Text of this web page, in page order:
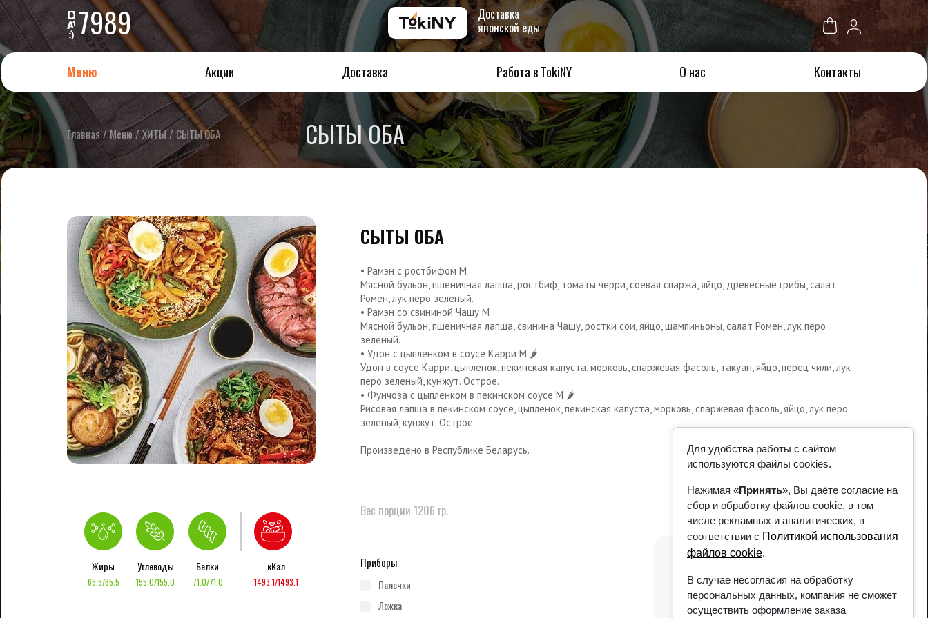
Для удобства работы с сайтом
используются файлы cookies.
Нажимая «Принять», Вы даёте согласие на
сбор и обработку файлов cookie, в том
числе рекламных и аналитических, в
соответствии с Политикой использования
файлов cookie.
В случае несогласия на обработку
персональных данных, компания не сможет
осуществить оформление заказа
7989
Доставка
японской еды
Меню Акции Доставка Работа в TokiNY О нас Контакты
Главная / Меню / ХИТЫ / СЫТЫ ОБА СЫТЫ ОБА
Жиры
65.5/65.5
Углеводы
155.0/155.0
Белки
71.0/71.0
кКал
1493.1/1493.1
СЫТЫ ОБА
• Рамэн с ростбифом M
Мясной бульон, пшеничная лапша, ростбиф, томаты черри, соевая спаржа, яйцо, древесные грибы, салат
Ромен, лук перо зеленый.
• Рамэн со свининой Чашу M
Мясной бульон, пшеничная лапша, свинина Чашу, ростки сои, яйцо, шампиньоны, салат Ромен, лук перо
зеленый.
• Удон с цыпленком в соусе Карри M 🌶
Удон в соусе Карри, цыпленок, пекинская капуста, морковь, спаржевая фасоль, такуан, яйцо, перец чили, лук
перо зеленый, кунжут. Острое.
• Фунчоза с цыпленком в пекинском соусе M 🌶
Рисовая лапша в пекинском соусе, цыпленок, пекинская капуста, морковь, спаржевая фасоль, яйцо, лук перо
зеленый, кунжут. Острое.
Произведено в Республике Беларусь.
Вес порции 1206 гр.
Приборы
палочки
ложка